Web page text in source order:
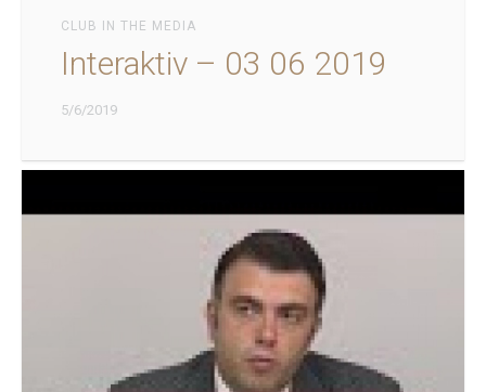
CLUB IN THE MEDIA
Interaktiv – 03 06 2019
5/6/2019